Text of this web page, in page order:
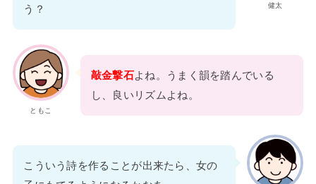
健太
う？
ともこ
敲金撃石よね。うまく韻を踏んでいる
し、良いリズムよね。
こういう詩を作ることが出来たら、女の